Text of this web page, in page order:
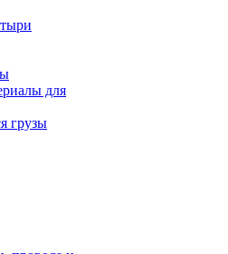
для
грузы